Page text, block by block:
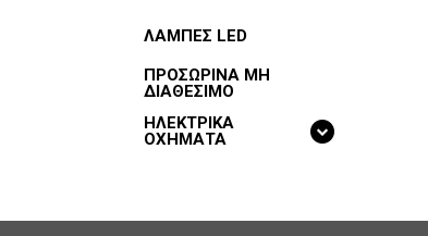
ΛΑΜΠΕΣ LED
ΠΡΟΣΩΡΙΝΑ ΜΗ
ΔΙΑΘΕΣΙΜΟ
ΗΛΕΚΤΡΙΚΑ
ΟΧΗΜΑΤΑ